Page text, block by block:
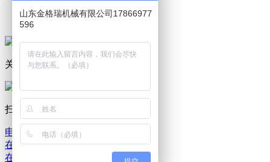
木屑颗粒机哪家好 2021-01-12
关注公众号
扫码询价
电话咨询
在线留言
在线地图
山东金格瑞机械有限公司17866977
596